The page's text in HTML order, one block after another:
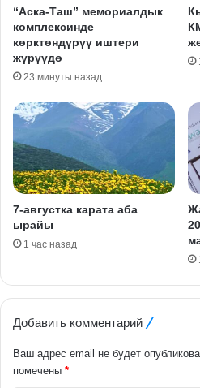
“Аска-Таш” мемориалдык
комплексинде
көрктөндүрүү иштери
жүрүүдө
23 минуты назад
7-августка карата аба
ырайы
1 час назад
Добавить комментарий
Ваш адрес email не будет
помечены *